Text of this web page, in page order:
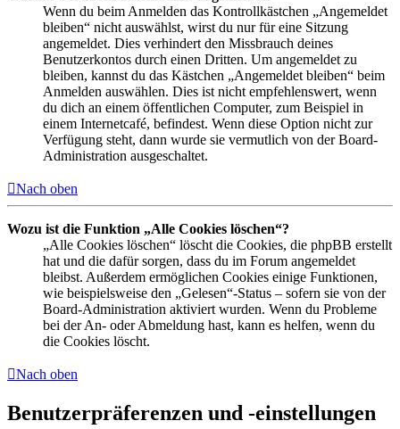
Wenn du beim Anmelden das Kontrollkästchen „Angemeldet
bleiben“ nicht auswählst, wirst du nur für eine Sitzung
angemeldet. Dies verhindert den Missbrauch deines
Benutzerkontos durch einen Dritten. Um angemeldet zu
bleiben, kannst du das Kästchen „Angemeldet bleiben“ beim
Anmelden auswählen. Dies ist nicht empfehlenswert, wenn
du dich an einem öffentlichen Computer, zum Beispiel in
einem Internetcafé, befindest. Wenn diese Option nicht zur
Verfügung steht, dann wurde sie vermutlich von der Board-
Administration ausgeschaltet.
Nach oben
Wozu ist die Funktion „Alle Cookies löschen“?
„Alle Cookies löschen“ löscht die Cookies, die phpBB erstellt
hat und die dafür sorgen, dass du im Forum angemeldet
bleibst. Außerdem ermöglichen Cookies einige Funktionen,
wie beispielsweise den „Gelesen“-Status – sofern sie von der
Board-Administration aktiviert wurden. Wenn du Probleme
bei der An- oder Abmeldung hast, kann es helfen, wenn du
die Cookies löscht.
Nach oben
Benutzerpräferenzen und -einstellungen